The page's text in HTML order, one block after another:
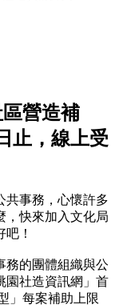
營造補
止，線上受
共事務，心懷許多
，快來加入文化局
！
務的團體組織與公
園社造資訊網」首
」每案補助上限